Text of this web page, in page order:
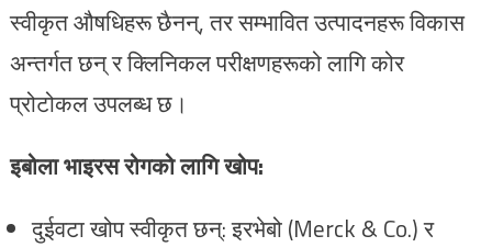
स्वीकृत औषधिहरू छैनन्, तर सम्भावित उत्पादनहरू विकास
अन्तर्गत छन् र क्लिनिकल परीक्षणहरूको लागि कोर
प्रोटोकल उपलब्ध छ।
इबोला भाइरस रोगको लागि खोप:
दुईवटा खोप स्वीकृत छन्: इरभेबो (Merck & Co.) र